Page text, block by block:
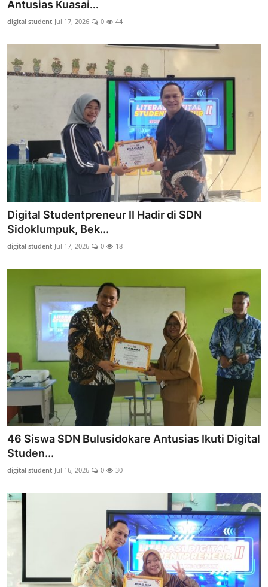
Antusias Kuasai...
digital student Jul 17, 2026 0 44
Digital Studentpreneur II Hadir di SDN
Sidoklumpuk, Bek...
digital student Jul 17, 2026 0 18
46 Siswa SDN Bulusidokare Antusias Ikuti Digital
Studen...
digital student Jul 16, 2026 0 30